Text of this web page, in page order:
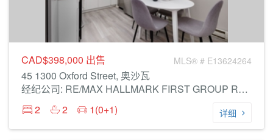
CAD$398,000 出售 MLS® # E13624264
45 1300 Oxford Street, 奥沙瓦
经纪公司: RE/MAX HALLMARK FIRST GROUP REALTY LTD.
2
2 1(0+1) 详细